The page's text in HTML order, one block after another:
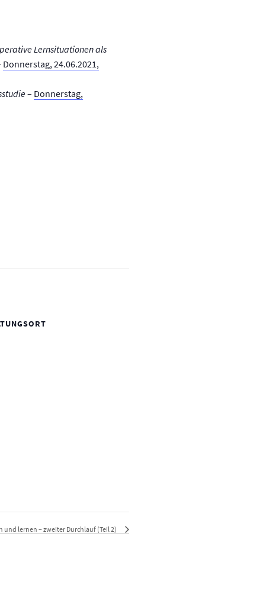
Lernsituationen als
Donnerstag, 24.06.2021,
– Donnerstag,
lernen – zweiter Durchlauf (Teil 2)